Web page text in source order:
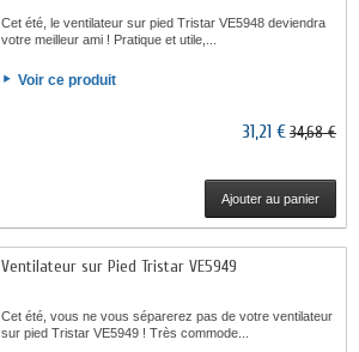
Cet été, le ventilateur sur pied Tristar VE5948 deviendra
votre meilleur ami ! Pratique et utile,...
Voir ce produit
31,21 €34,68 €
Ajouter au panier
Ventilateur sur Pied Tristar VE5949
Cet été, vous ne vous séparerez pas de votre ventilateur
sur pied Tristar VE5949 ! Très commode...